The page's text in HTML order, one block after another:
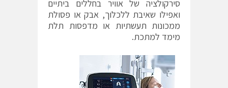
סירקולציה של אוויר בחללים ביתיים
ואפילו שאיבת ללכלוך, אבק או פסולת
ממכונות תעשתיות או מדפסות תלת
מימד למתכת.